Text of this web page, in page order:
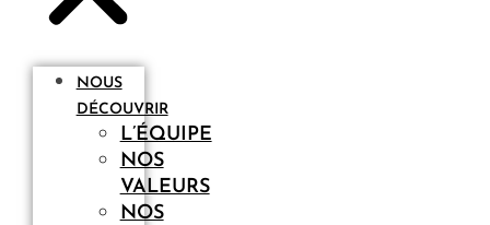
NOUS
DÉCOUVRIR
L’ÉQUIPE
NOS
VALEURS
NOS